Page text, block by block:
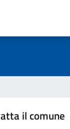
il comune